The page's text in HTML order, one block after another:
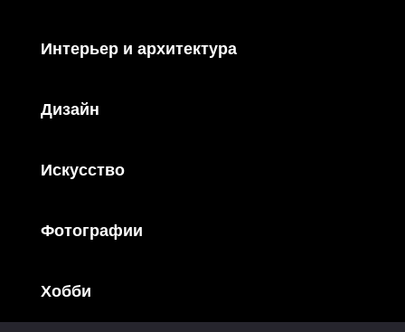
Интерьер и архитектура
Дизайн
Искусство
Фотографии
Хобби